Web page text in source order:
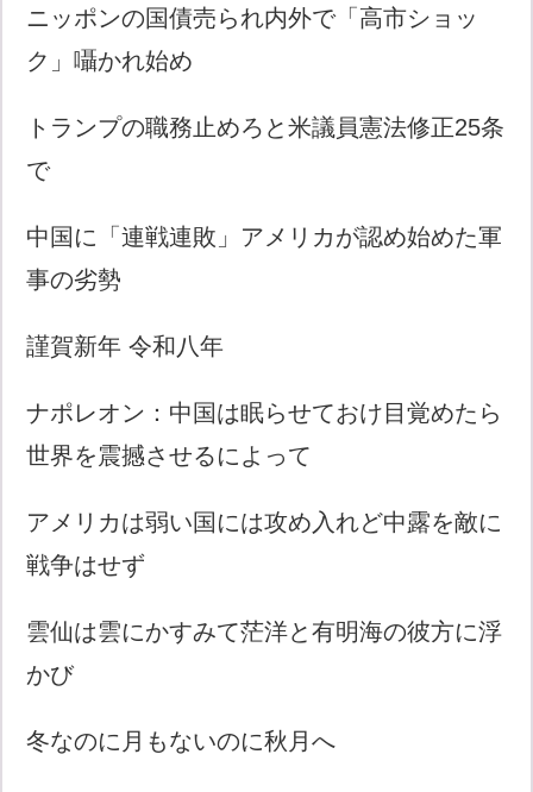
ニッポンの国債売られ内外で「高市ショッ
ク」囁かれ始め
トランプの職務止めろと米議員憲法修正25条
で
中国に「連戦連敗」アメリカが認め始めた軍
事の劣勢
謹賀新年 令和八年
ナポレオン：中国は眠らせておけ目覚めたら
世界を震撼させるによって
アメリカは弱い国には攻め入れど中露を敵に
戦争はせず
雲仙は雲にかすみて茫洋と有明海の彼方に浮
かび
冬なのに月もないのに秋月へ